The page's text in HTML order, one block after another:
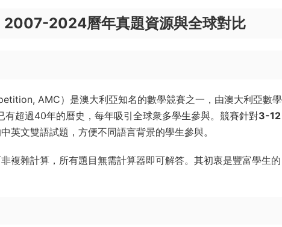
2007-2024曆年真題資源與全球對比
AMC）是澳大利亞知名的數學競賽之一，由澳大利亞數學
超過40年的曆史，每年吸引全球衆多學生參與。競賽針對3-12
英文雙語試題，方便不同語言背景的學生參與。
複雜計算，所有題目無需計算器即可解答。其初衷是豐富學生的